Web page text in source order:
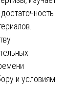
и условиям